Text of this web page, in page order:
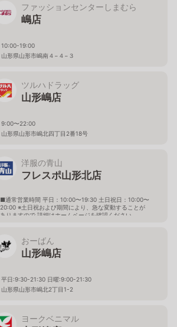
ファッションセンターしまむら
嶋店
10:00-19:00
山形県山形市嶋南４−４−３
ツルハドラッグ
山形嶋店
9:00〜22:00
山形県山形市嶋北四丁目2番18号
洋服の青山
フレスポ山形北店
■通常営業時間 平日：10:00〜19:30 土日祝日：10:00〜
20:00 ※土日祝および期間により、急な変動することが
ありますので 詳細はホームページを確認ください
おーばん
山形嶋店
平日:9:30-21:30 日曜:9:00-21:30
山形県山形市嶋北2丁目1-2
ヨークベニマル